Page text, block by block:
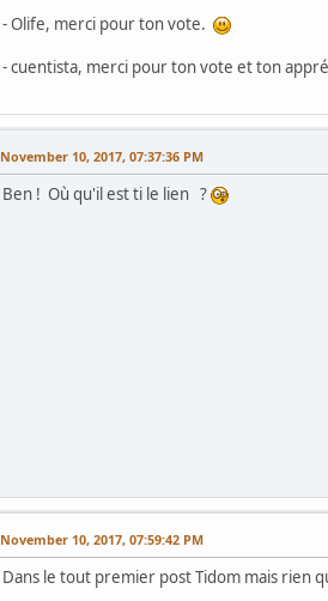
- Olife, merci pour ton vote.
- cuentista, merci pour ton vote et ton
November 10, 2017, 07:37:36 PM
Ben ! Où qu'il est ti le lien ?
November 10, 2017, 07:59:42 PM
Dans le tout premier post Tidom mais rien